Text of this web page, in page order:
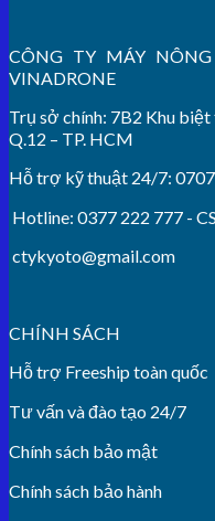
CÔNG TY MÁY
VINADRONE
Trụ sở chính: 7B2 Khu biệt
Q.12 – TP. HCM
Hỗ trợ kỹ thuật 24/7:
Hotline: 0377 222 777 -
ctykyoto@gmail.com
CHÍNH SÁCH
Hỗ trợ Freeship toàn quốc
Tư vấn và đào tạo 24/7
Chính sách bảo mật
Chính sách bảo hành